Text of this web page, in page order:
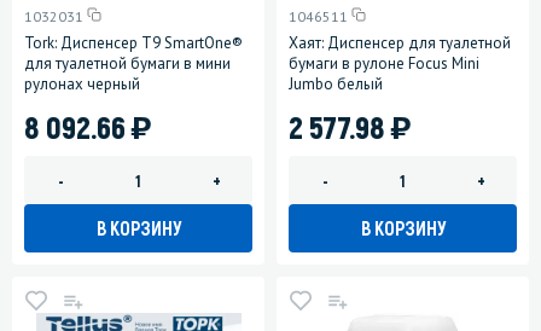
1032031
Tork: Диспенсер T9 SmartOne®
для туалетной бумаги в мини
рулонах черный
8 092.66)
- +
В КОРЗИНУ
1046511
Хаят: Диспенсер для туалетной
бумаги в рулоне Focus Mini
Jumbo белый
2 577.98)
- +
В КОРЗИНУ